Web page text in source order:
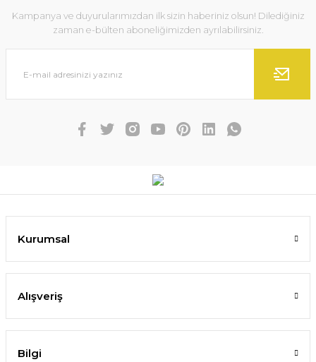
Kampanya ve duyurularımızdan ilk sizin haberiniz olsun! Dilediğiniz
zaman e-bülten aboneliğimizden ayrılabilirsiniz.
Kurumsal
Alışveriş
Bilgi